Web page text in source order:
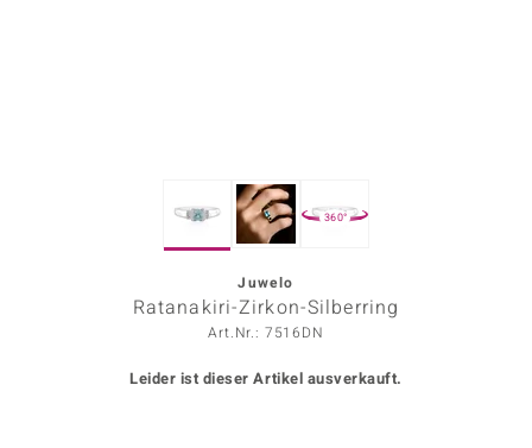
360°
Juwelo
Ratanakiri-Zirkon-Silberring
Art.Nr.: 7516DN
Leider ist dieser Artikel ausverkauft.